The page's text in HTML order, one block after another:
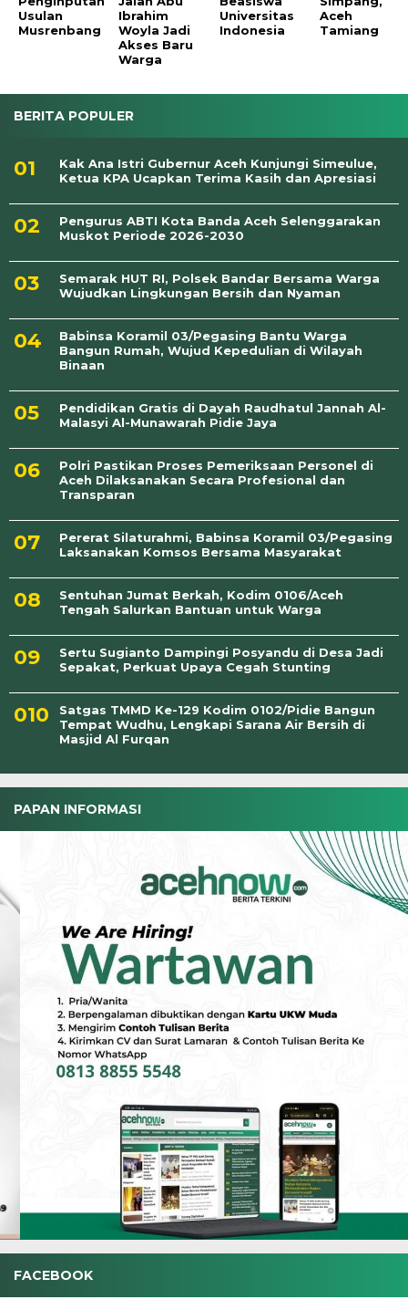
Usulan
Musrenbang
Ibrahim
Woyla Jadi
Akses Baru
Warga
Universitas
Indonesia
Aceh
Tamiang
BERITA POPULER
Kak Ana Istri Gubernur Aceh Kunjungi Simeulue,
Ketua KPA Ucapkan Terima Kasih dan Apresiasi
Pengurus ABTI Kota Banda Aceh Selenggarakan
Muskot Periode 2026-2030
Semarak HUT RI, Polsek Bandar Bersama Warga
Wujudkan Lingkungan Bersih dan Nyaman
Babinsa Koramil 03/Pegasing Bantu Warga
Bangun Rumah, Wujud Kepedulian di Wilayah
Binaan
Pendidikan Gratis di Dayah Raudhatul Jannah Al-
Malasyi Al-Munawarah Pidie Jaya
Polri Pastikan Proses Pemeriksaan Personel di
Aceh Dilaksanakan Secara Profesional dan
Transparan
Pererat Silaturahmi, Babinsa Koramil 03/Pegasing
Laksanakan Komsos Bersama Masyarakat
Sentuhan Jumat Berkah, Kodim 0106/Aceh
Tengah Salurkan Bantuan untuk Warga
Sertu Sugianto Dampingi Posyandu di Desa Jadi
Sepakat, Perkuat Upaya Cegah Stunting
Satgas TMMD Ke-129 Kodim 0102/Pidie Bangun
Tempat Wudhu, Lengkapi Sarana Air Bersih di
Masjid Al Furqan
PAPAN INFORMASI
FACEBOOK